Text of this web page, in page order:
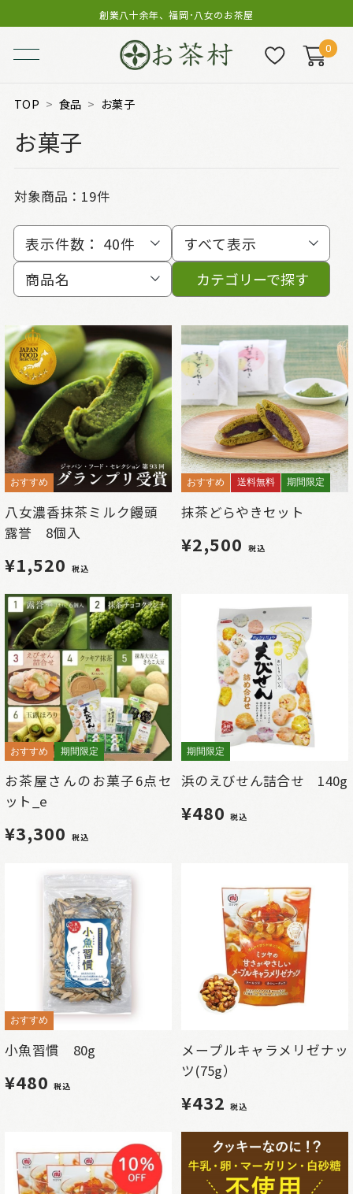
創業八十余年、福岡･八女のお茶屋
0
TOP 食品 お菓子
お菓子
対象商品： 19件
表示件数： 40件
すべて表示
商品名
カテゴリーで探す
おすすめ
八女濃香抹茶ミルク饅頭
露誉 8個入
¥1,520 税込
おすすめ 送料無料 期間限定
抹茶どらやきセット
¥2,500 税込
おすすめ 期間限定
お茶屋さんのお菓子6点セ
ット_e
¥3,300 税込
期間限定
浜のえびせん詰合せ 140g
¥480税込
おすすめ
小魚習慣 80g
¥480税込
メープルキャラメリゼナッ
ツ(75g）
¥432税込